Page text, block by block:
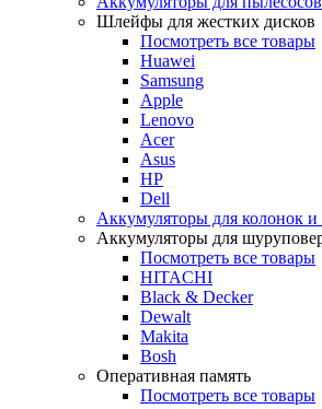
Шлейфы для жестких дисков
Посмотреть все товары
Huawei
Samsung
Apple
Lenovo
Acer
Asus
HP
Dell
Аккумуляторы для колонок
Аккумуляторы для
Посмотреть все товары
HITACHI
Black & Decker
Dewalt
Makita
Bosh
Оперативная память
Посмотреть все товары